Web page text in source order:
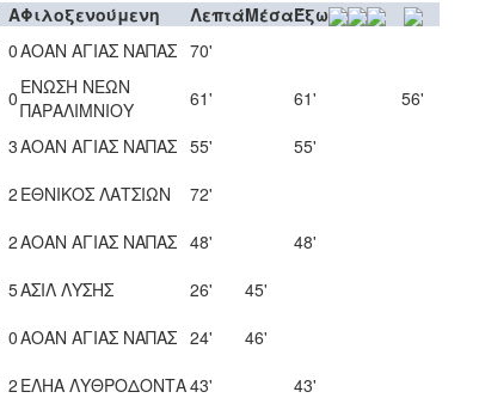
AΦιλοξενούμενη ΛεπτάΜέσαΈξω
0ΑΟΑΝ ΑΓΙΑΣ ΝΑΠΑΣ 70'
0 ΕΝΩΣΗ ΝΕΩΝ
ΠΑΡΑΛΙΜΝΙΟΥ
61' 61'
56'
3ΑΟΑΝ ΑΓΙΑΣ ΝΑΠΑΣ 55'
55'
2 ΕΘΝΙΚΟΣ ΛΑΤΣΙΩΝ
72'
2ΑΟΑΝ ΑΓΙΑΣ ΝΑΠΑΣ 48'
48'
5ΑΣΙΛ ΛΥΣΗΣ 26'
45'
0ΑΟΑΝ ΑΓΙΑΣ ΝΑΠΑΣ 24'
46'
2 ΕΛΗΑ ΛΥΘΡΟΔΟΝΤΑ43'
43'